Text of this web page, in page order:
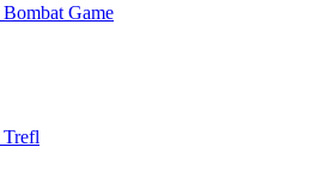
Bombat Game
Trefl